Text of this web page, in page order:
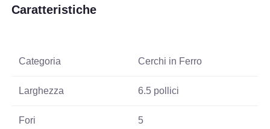
Caratteristiche
Categoria Cerchi in Ferro
Larghezza 6.5 pollici
Fori 5